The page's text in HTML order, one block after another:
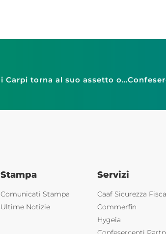
Anva Confesercenti Modena, il mercato di Carpi torna al suo assetto originale dopo il sisma del 2012
Stampa
Comunicati Stampa
Ultime Notizie
Servizi
Caaf Sicurezza
Commerfin
Hygeia